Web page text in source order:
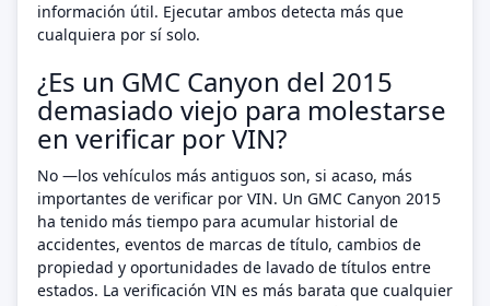
información útil. Ejecutar ambos detecta más que
cualquiera por sí solo.
¿Es un GMC Canyon del 2015
demasiado viejo para molestarse
en verificar por VIN?
No —los vehículos más antiguos son, si acaso, más
importantes de verificar por VIN. Un GMC Canyon 2015
ha tenido más tiempo para acumular historial de
accidentes, eventos de marcas de título, cambios de
propiedad y oportunidades de lavado de títulos entre
estados. La verificación VIN es más barata que cualquier